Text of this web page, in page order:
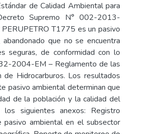
de Calidad Ambiental para
Supremo N° 002-2013-
T1775 es un pasivo
que no se encuentra
seguras, de conformidad con lo
2004-EM – Reglamento de las
Hidrocarburos. Los resultados
pasivo ambiental determinan que
de la población y la calidad del
siguientes anexos: Registro
pasivo ambiental en el subsector